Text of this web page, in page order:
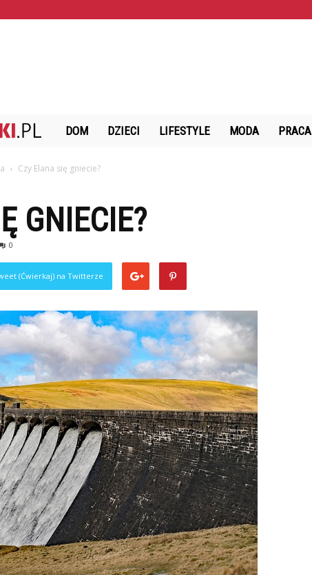
StazMalzenski.pl
DOM DZIECI LIFESTYLE MODA PRACA
Czy Elana się gniecie?
GNIECIE?
0
(Ćwierkaj) na Twitterze